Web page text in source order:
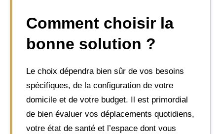
Comment choisir la
bonne solution ?
Le choix dépendra bien sûr de vos besoins
spécifiques, de la configuration de votre
domicile et de votre budget. Il est primordial
de bien évaluer vos déplacements quotidiens,
votre état de santé et l’espace dont vous